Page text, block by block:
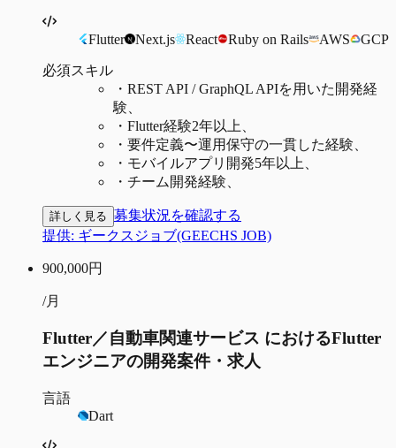
Flutter Next.js React Ruby on Rails AWS GCP
必須スキル
・ REST API / GraphQL APIを用いた開発経
験、
・ Flutter経験2年以上、
・ 要件定義〜運用保守の一貫した経験、
・ モバイルアプリ開発5年以上、
・ チーム開発経験、
詳しく見る 募集状況を確認する
提供: ギークスジョブ(GEECHS JOB)
900,000円
/月
Flutter／自動車関連サービス におけるFlutter
エンジニアの開発案件・求人
言語
Dart